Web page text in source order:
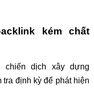
kém chất
chiến dịch xây dựng
tra định kỳ để phát hiện